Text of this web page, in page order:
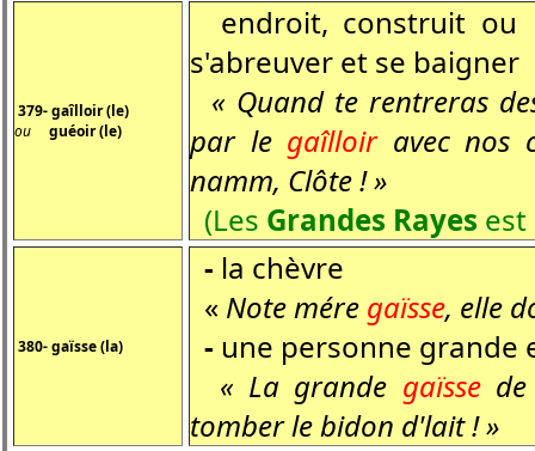
379- gaîlloir (le)
ou guéoir (le)
endroit, construit ou
s'abreuver et se baigner
« Quand te rentreras
par le gaîlloiravec nos
namm, Clôte ! »
(Les Grandes Rayes est
380- gaïsse (la)
- la chèvre
« Note mére gaïsse, elle
- une personne grande
« La grande gaïssede
tomber le bidon d'lait ! »